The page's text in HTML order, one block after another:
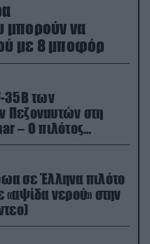
μπορούν να
με 8 μποφόρ
35B των
Πεζοναυτών στη
– Ο πιλότος
εγκαίρως
σε Έλληνα πιλότο
«αψίδα νερού» στην